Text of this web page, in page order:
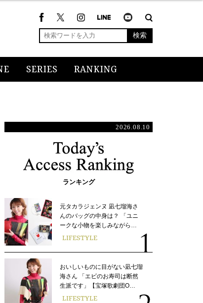
検索
SERIES RANKING
2026.08.10
ランキング
元タカラジェンヌ 凪七瑠海さ
んのバッグの中身は？ 「ユニ
ークな小物を楽しみながら…
LIFESTYLE
おいしいものに目がない凪七瑠
海さん 「エビのお寿司は断然
生派です」【宝塚歌劇団O…
LIFESTYLE